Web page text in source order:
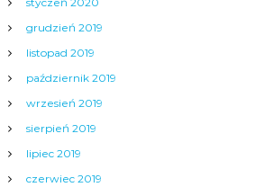
grudzień 2019
listopad 2019
październik 2019
wrzesień 2019
sierpień 2019
lipiec 2019
czerwiec 2019